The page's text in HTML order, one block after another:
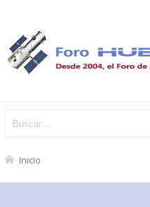
Inicio